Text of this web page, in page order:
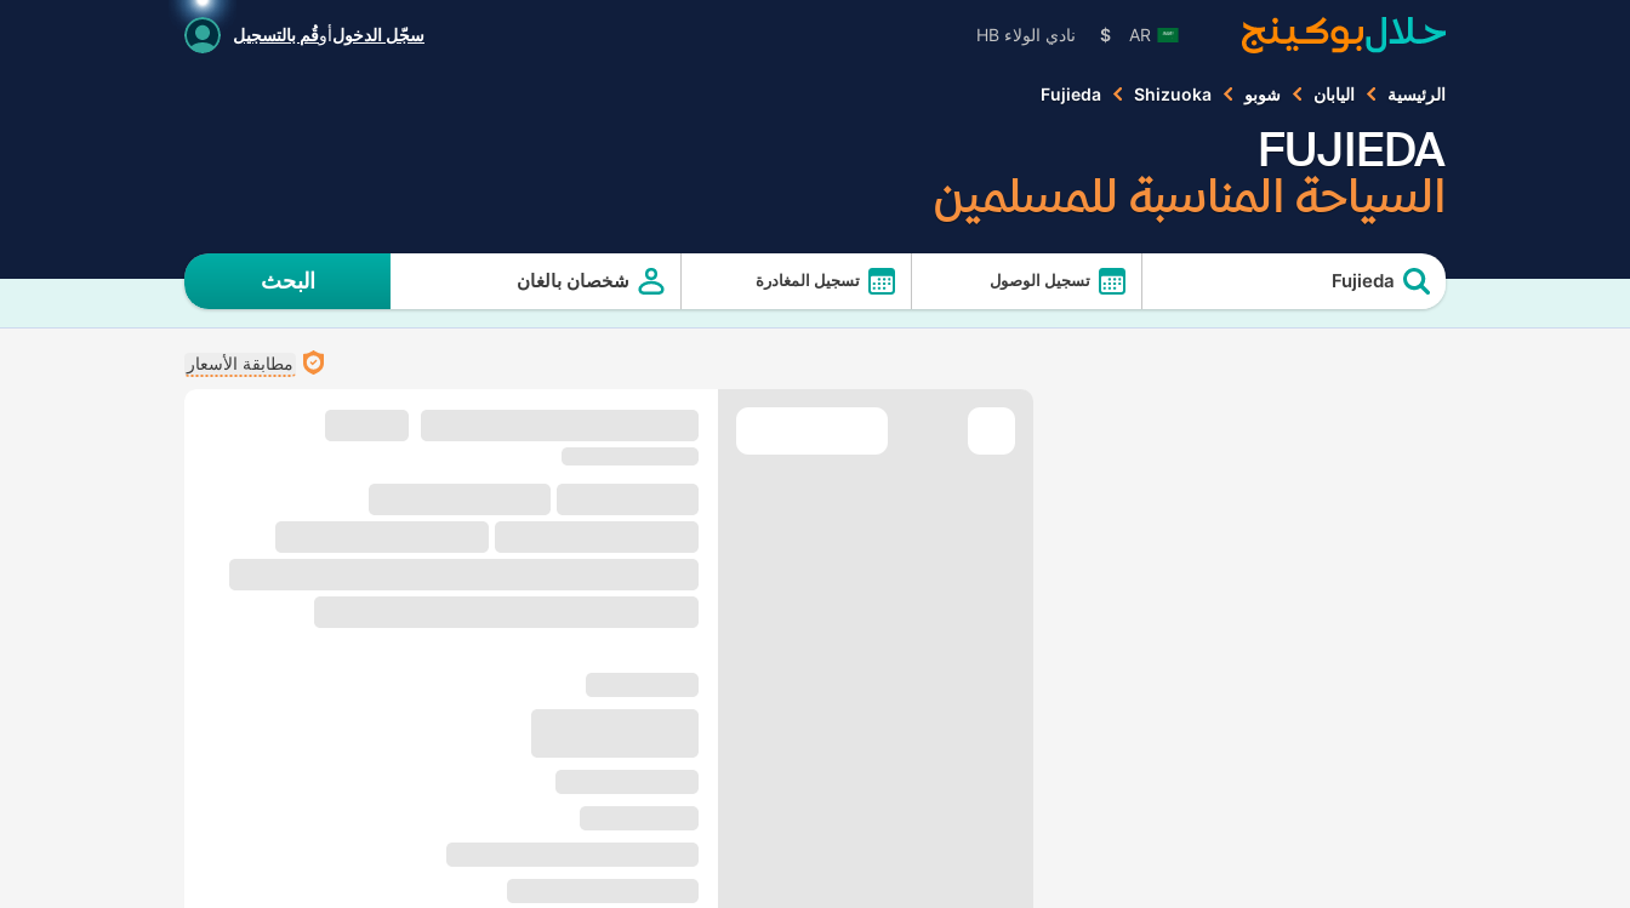
AR
$ نادي الولاء HB سجّل الدخولأوقُم بالتسجيل
الرئيسية اليابان شوبو Shizuoka
Fujieda
FUJIEDA
السياحة المناسبة للمسلمين
Fujieda تسجيل الوصول تسجيل المغادرة شخصان بالغان البحث
مطابقة الأسعار